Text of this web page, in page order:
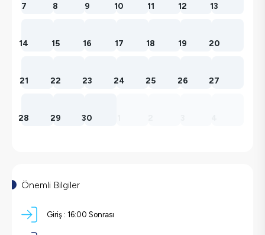
7 8 9 10 11 12 13
14 15 16 17 18 19 20
21 22 23 24 25 26 27
28 29 30
Önemli Bilgiler
Giriş : 16:00 Sonrası